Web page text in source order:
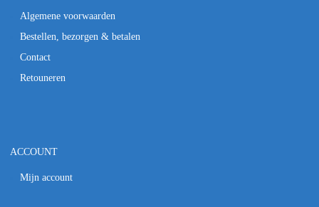
Algemene voorwaarden
Bestellen, bezorgen & betalen
Contact
Retouneren
ACCOUNT
Mijn account